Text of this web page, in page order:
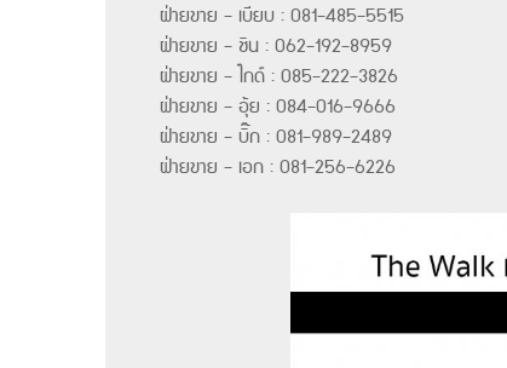
ฝ่ายขาย - เบียบ : 081-485-5515
ฝ่ายขาย - ชิน : 062-192-8959
ฝ่ายขาย - ไกด์ : 085-222-3826
ฝ่ายขาย - อุ้ย : 084-016-9666
ฝ่ายขาย - บิ๊ก : 081-989-2489
ฝ่ายขาย - เอก : 081-256-6226